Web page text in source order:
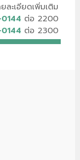
ละเอียดเพิ่มเติม
ต่อ 2200
ต่อ 2300